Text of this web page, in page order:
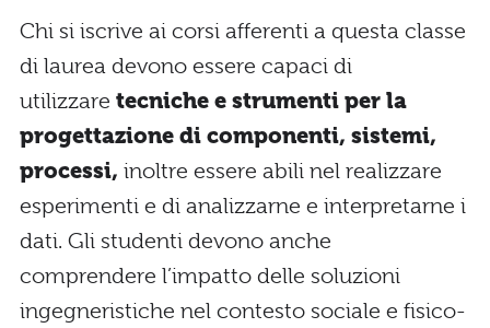
Chi si iscrive ai corsi afferenti a questa classe
di laurea devono essere capaci di
utilizzare tecniche e strumenti per la
progettazione di componenti, sistemi,
processi, inoltre essere abili nel realizzare
esperimenti e di analizzarne e interpretarne i
dati. Gli studenti devono anche
comprendere l’impatto delle soluzioni
ingegneristiche nel contesto sociale e fisico-